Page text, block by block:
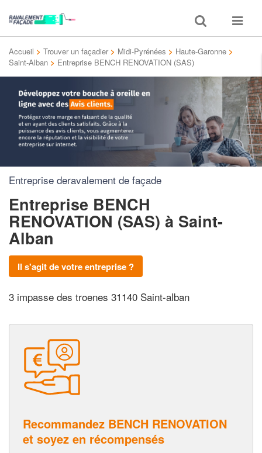
Toggle
search
Toggle
Accueil > Trouver un façadier > Midi-Pyrénées > Haute-Garonne >
Saint-Alban > Entreprise BENCH RENOVATION (SAS)
Entreprise deravalement de façade
Entreprise BENCH
RENOVATION (SAS) à Saint-
Alban
Il s'agit de votre entreprise ?
3 impasse des troenes 31140 Saint-alban
Recommandez BENCH RENOVATION
et soyez en récompensés